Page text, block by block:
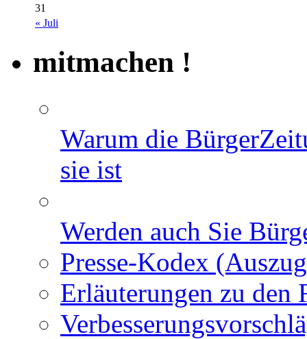
« Juli
31
mitmachen !
Warum die
sie ist
Werden auch Sie
Presse-Kodex
Erläuterungen zu den